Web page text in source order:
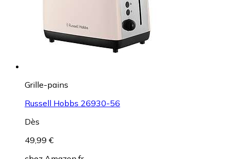
Grille-pains
Russell Hobbs 26930-56
Dès
49,99 €